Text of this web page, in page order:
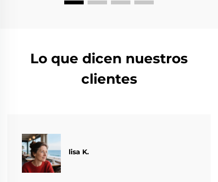
Lo que dicen nuestros
clientes
lisa K.